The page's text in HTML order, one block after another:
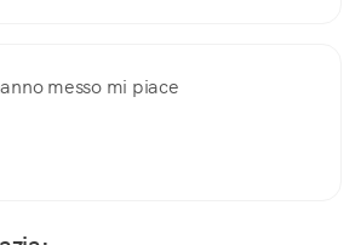
messo mi piace